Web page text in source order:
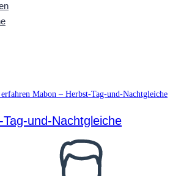
und-Nachtgleiche